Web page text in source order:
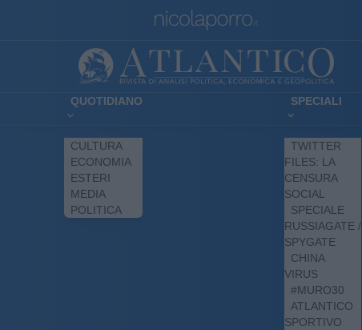
QUOTIDIANO
CULTURA
ECONOMIA
ESTERI
MEDIA
POLITICA
SPECIALI
TWITTER
FILES: LA
CENSURA
SOCIAL
SPECIALE
RUSSIAGATE /
SPYGATE
CHINA
VIRUS
#MURO30
ATLANTICO
SPORTIVO